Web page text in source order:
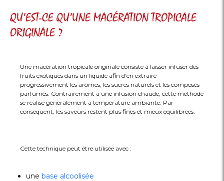
QU’EST-CE QU’UNE MACÉRATION TROPICALE
ORIGINALE ?
Une macération tropicale originale consiste à laisser infuser des
fruits exotiques dans un liquide afin d’en extraire
progressivement les arômes, les sucres naturels et les composés
parfumés. Contrairement à une infusion chaude, cette méthode
se réalise généralement à température ambiante. Par
conséquent, les saveurs restent plus fines et mieux équilibrées.
Cette technique peut être utilisée avec :
une base alcoolisée